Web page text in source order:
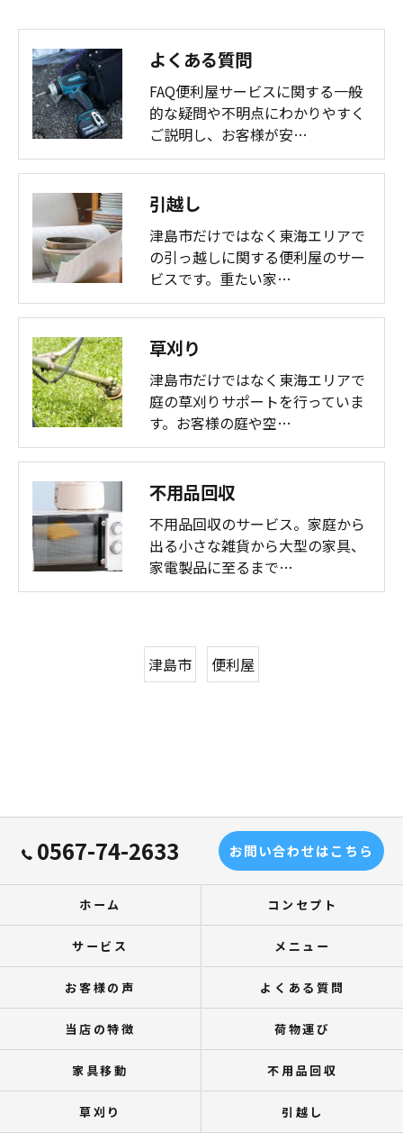
よくある質問
FAQ便利屋サービスに関する一般
的な疑問や不明点にわかりやすく
ご説明し、お客様が安…
引越し
津島市だけではなく東海エリアで
の引っ越しに関する便利屋のサー
ビスです。重たい家…
草刈り
津島市だけではなく東海エリアで
庭の草刈りサポートを行っていま
す。お客様の庭や空…
不用品回収
不用品回収のサービス。家庭から
出る小さな雑貨から大型の家具、
家電製品に至るまで…
津島市 便利屋
0567-74-2633 お問い合わせはこちら
ホーム コンセプト
サービス メニュー
お客様の声 よくある質問
当店の特徴 荷物運び
家具移動 不用品回収
草刈り 引越し